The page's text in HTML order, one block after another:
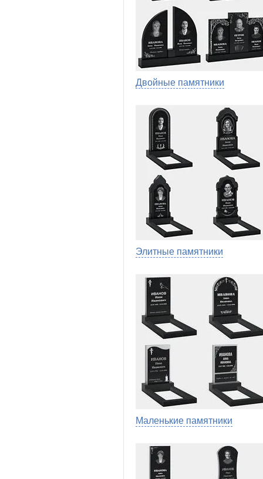
Двойные памятники
Элитные памятники
Маленькие памятники